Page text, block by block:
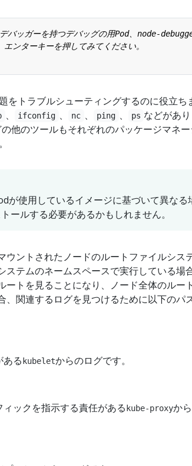
をトラブルシューティングするのに役立ち
、 ifconfig 、 nc 、 ping 、 ps などがあ
他のツールもそれぞれのパッケージマネ
が使用しているイメージに基づいて異なる
ールする必要があるかもしれません。
ウントされたノードのルートファイルシス
テムのネームスペースで実行している場
トを見ることになり、ノード全体のルー
関連するログを見つけるために以下のパ
ある kubeletからのログです。
ックを指示する責任がある kube-proxyか